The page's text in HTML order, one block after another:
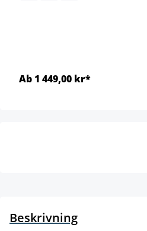
Ab 1 449,00 kr*
Beskrivning